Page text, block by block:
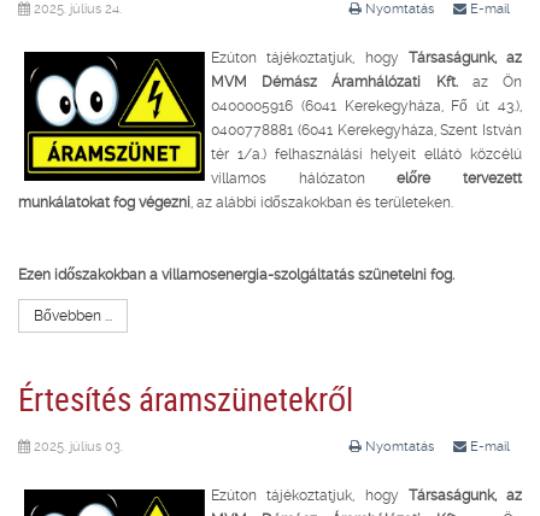
Nyomtatás E-mail
2025. július 24.
Ezúton tájékoztatjuk, hogy Társaságunk, az
MVM Démász Áramhálózati Kft.az Ön
0400005916 (6041 Kerekegyháza, Fő út 43.),
0400778881 (6041 Kerekegyháza, Szent István
tér 1/a.) felhasználási helyeit ellátó közcélú
villamos hálózatonelőre tervezett
munkálatokat fog végezni, az alábbi időszakokban és területeken.
Ezen időszakokban a villamosenergia-szolgáltatás szünetelni fog.
Bővebben ...
Értesítés áramszünetekről
Nyomtatás E-mail
2025. július 03.
Ezúton tájékoztatjuk, hogy Társaságunk, az